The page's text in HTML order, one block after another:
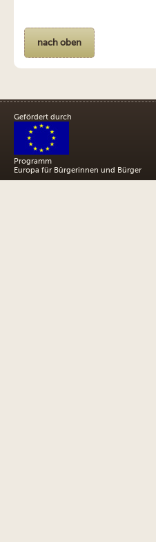
nach oben
Gefördert durch
Programm
Europa für Bürgerinnen und Bürger